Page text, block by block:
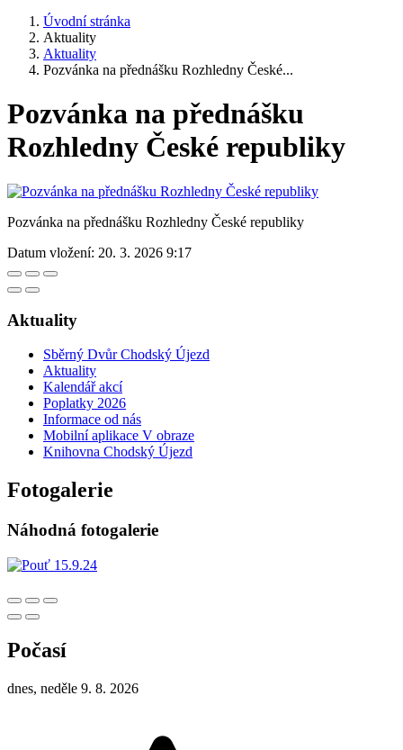
Úvodní stránka
Aktuality
Aktuality
Pozvánka na přednášku Rozhledny České...
Pozvánka na přednášku
Rozhledny České republiky
Pozvánka na přednášku Rozhledny České republiky
Datum vložení: 20. 3. 2026 9:17
Aktuality
Sběrný Dvůr Chodský Újezd
Aktuality
Kalendář akcí
Poplatky 2026
Informace od nás
Mobilní aplikace V obraze
Knihovna Chodský Újezd
Fotogalerie
Náhodná fotogalerie
Počasí
dnes, neděle 9. 8. 2026